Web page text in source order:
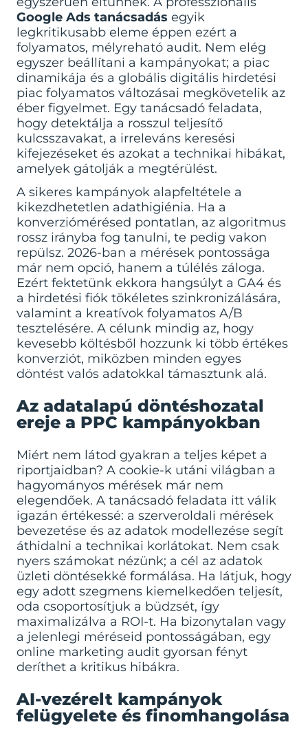
Google Ads tanácsadás egyik
legkritikusabb eleme éppen ezért a
folyamatos, mélyreható audit. Nem elég
egyszer beállítani a kampányokat; a piac
dinamikája és a globális digitális hirdetési
piac folyamatos változásai megkövetelik az
éber figyelmet. Egy tanácsadó feladata,
hogy detektálja a rosszul teljesítő
kulcsszavakat, a irreleváns keresési
kifejezéseket és azokat a technikai hibákat,
amelyek gátolják a megtérülést.
A sikeres kampányok alapfeltétele a
kikezdhetetlen adathigiénia. Ha a
konverziómérésed pontatlan, az algoritmus
rossz irányba fog tanulni, te pedig vakon
repülsz. 2026-ban a mérések pontossága
már nem opció, hanem a túlélés záloga.
Ezért fektetünk ekkora hangsúlyt a GA4 és
a hirdetési fiók tökéletes szinkronizálására,
valamint a kreatívok folyamatos A/B
tesztelésére. A célunk mindig az, hogy
kevesebb költésből hozzunk ki több értékes
konverziót, miközben minden egyes
döntést valós adatokkal támasztunk alá.
Az adatalapú döntéshozatal
ereje a PPC kampányokban
Miért nem látod gyakran a teljes képet a
riportjaidban? A cookie-k utáni világban a
hagyományos mérések már nem
elegendőek. A tanácsadó feladata itt válik
igazán értékessé: a szerveroldali mérések
bevezetése és az adatok modellezése segít
áthidalni a technikai korlátokat. Nem csak
nyers számokat nézünk; a cél az adatok
üzleti döntésekké formálása. Ha látjuk, hogy
egy adott szegmens kiemelkedően teljesít,
oda csoportosítjuk a büdzsét, így
maximalizálva a ROI-t. Ha bizonytalan vagy
a jelenlegi méréseid pontosságában, egy
online marketing audit gyorsan fényt
deríthet a kritikus hibákra.
AI-vezérelt kampányok
felügyelete és finomhangolása